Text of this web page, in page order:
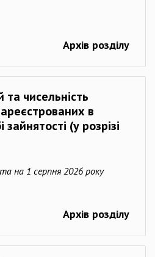
Архів розділу
та чисельність
в
(у розрізі
на 1 серпня 2026 року
Архів розділу